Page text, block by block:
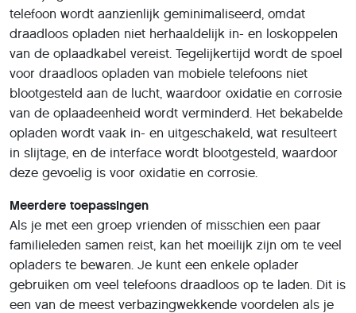
telefoon wordt aanzienlijk geminimaliseerd, omdat
draadloos opladen niet herhaaldelijk in- en loskoppelen
van de oplaadkabel vereist. Tegelijkertijd wordt de spoel
voor draadloos opladen van mobiele telefoons niet
blootgesteld aan de lucht, waardoor oxidatie en corrosie
van de oplaadeenheid wordt verminderd. Het bekabelde
opladen wordt vaak in- en uitgeschakeld, wat resulteert
in slijtage, en de interface wordt blootgesteld, waardoor
deze gevoelig is voor oxidatie en corrosie.
Meerdere toepassingen
Als je met een groep vrienden of misschien een paar
familieleden samen reist, kan het moeilijk zijn om te veel
opladers te bewaren. Je kunt een enkele oplader
gebruiken om veel telefoons draadloos op te laden. Dit is
een van de meest verbazingwekkende voordelen als je